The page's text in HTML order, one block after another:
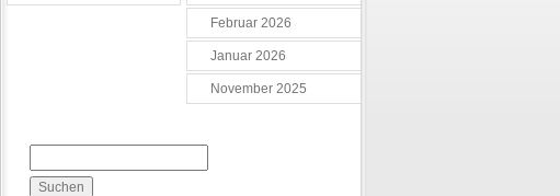
Februar 2026
Januar 2026
November 2025